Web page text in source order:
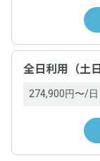
全日利用（土日
274,900円〜/日